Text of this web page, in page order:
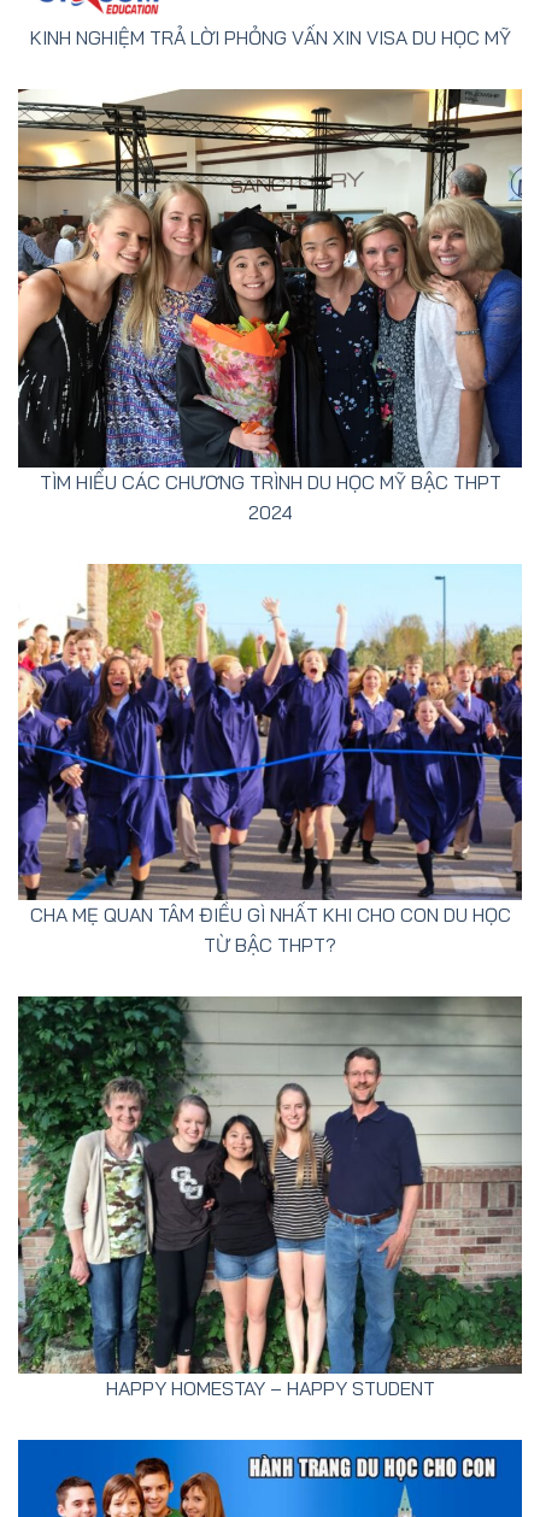
KINH NGHIỆM TRẢ LỜI PHỎNG VẤN XIN VISA DU HỌC MỸ
TÌM HIỂU CÁC CHƯƠNG TRÌNH DU HỌC MỸ BẬC THPT
2024
CHA MẸ QUAN TÂM ĐIỀU GÌ NHẤT KHI CHO CON DU HỌC
TỪ BẬC THPT?
HAPPY HOMESTAY – HAPPY STUDENT